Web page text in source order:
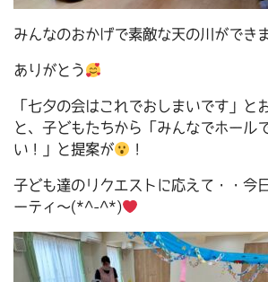
みんなのおかげで素敵な天の川がで
ありがとう
「七夕の会はこれでおしまいです」と
と、子どもたちから「みんなでホール
い！」と提案が
！
子ども達のリクエストに応えて・・今
ーティ～(*^-^*)